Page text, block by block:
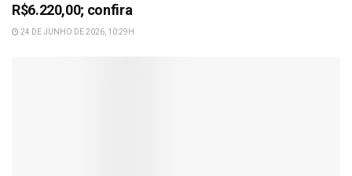
R$6.220,00; confira
24 DE JUNHO DE 2026, 10:29H